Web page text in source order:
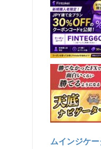
ムインジケ